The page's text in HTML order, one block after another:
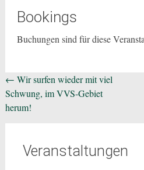
Bookings
Buchungen sind für diese
Beitragsnavigation
← Wir surfen wieder mit viel
Schwung, im VVS-Gebiet
herum!
Veranstaltungen